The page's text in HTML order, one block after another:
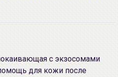
с экзосомами
для кожи после